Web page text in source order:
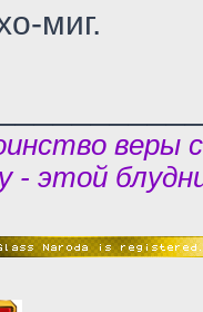
миг.
веры
- этой